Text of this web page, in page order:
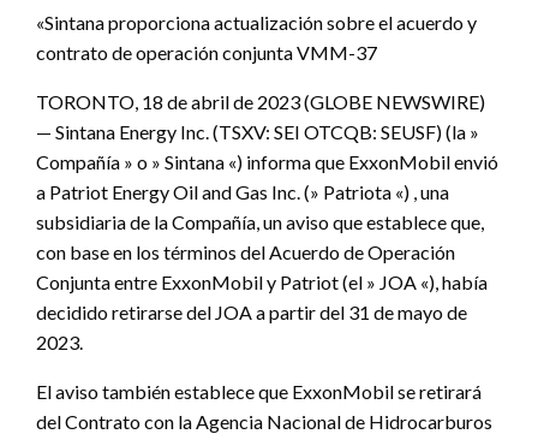
«Sintana proporciona actualización sobre el acuerdo y
contrato de operación conjunta VMM-37
TORONTO, 18 de abril de 2023 (GLOBE NEWSWIRE)
— Sintana Energy Inc. (TSXV: SEI OTCQB: SEUSF) (la »
Compañía » o » Sintana «) informa que ExxonMobil envió
a Patriot Energy Oil and Gas Inc. (» Patriota «) , una
subsidiaria de la Compañía, un aviso que establece que,
con base en los términos del Acuerdo de Operación
Conjunta entre ExxonMobil y Patriot (el » JOA «), había
decidido retirarse del JOA a partir del 31 de mayo de
2023.
El aviso también establece que ExxonMobil se retirará
del Contrato con la Agencia Nacional de Hidrocarburos